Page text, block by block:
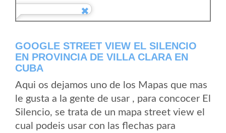
GOOGLE STREET VIEW EL SILENCIO
EN PROVINCIA DE VILLA CLARA EN
CUBA
Aqui os dejamos uno de los Mapas que mas
le gusta a la gente de usar , para concocer El
Silencio, se trata de un mapa street view el
cual podeis usar con las flechas para